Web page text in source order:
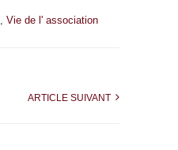
, Vie de l' association
ARTICLE SUIVANT